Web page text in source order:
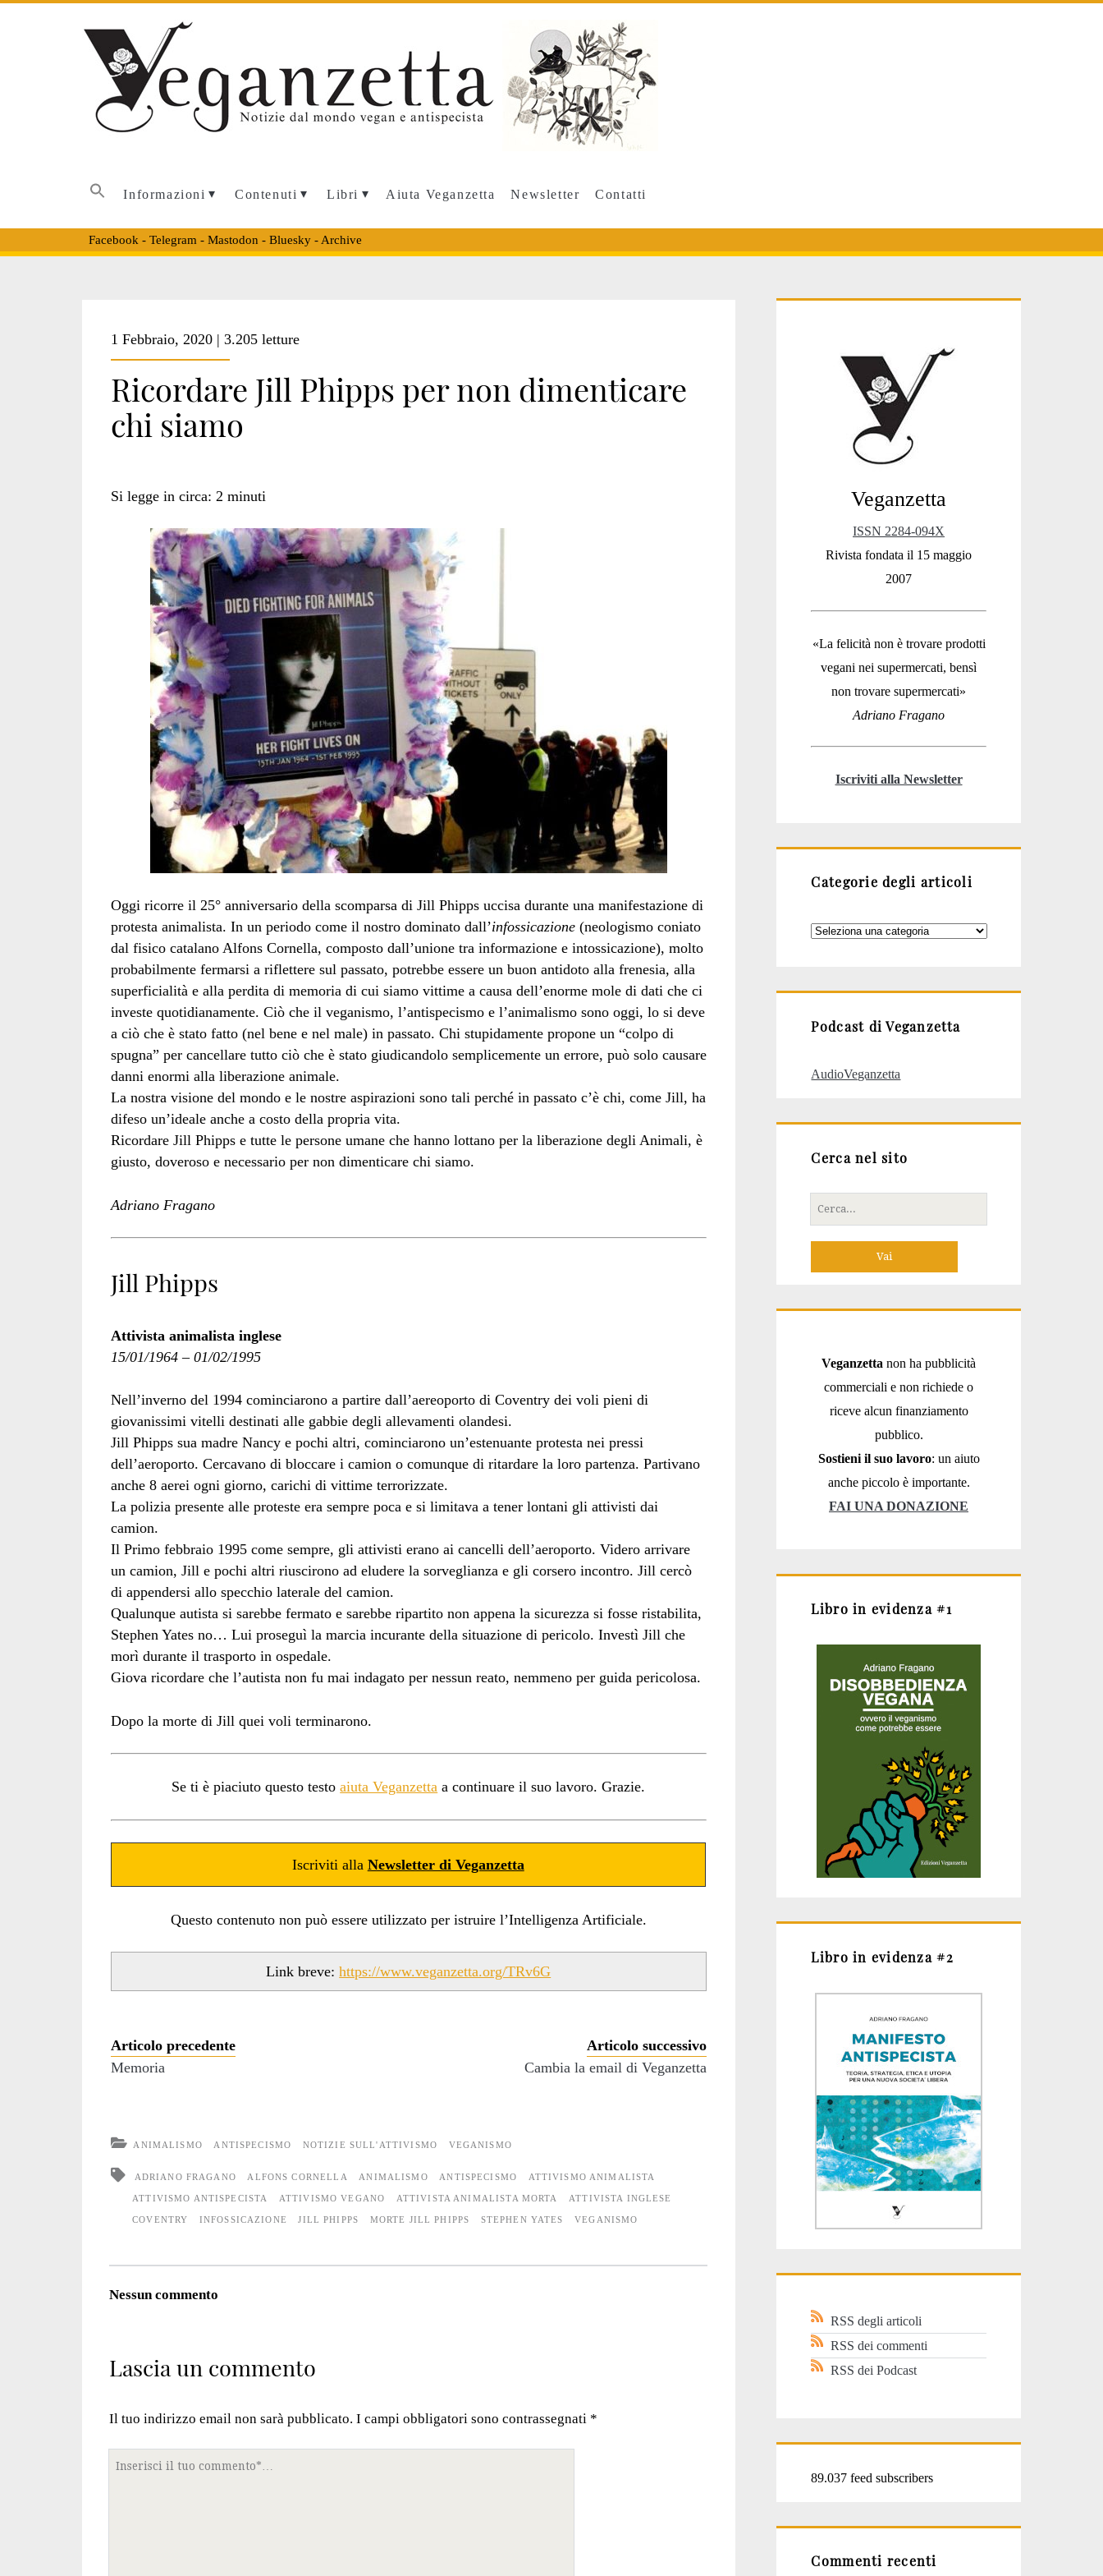
Informazioni Contenuti Libri Aiuta Veganzetta Newsletter Contatti
Facebook - Telegram - Mastodon - Bluesky- Archive
1 Febbraio, 2020 | 3.205 letture
Ricordare Jill Phipps per non dimenticare
chi siamo
Si legge in circa: 2 minuti
Oggi ricorre il 25° anniversario della scomparsa di Jill Phipps uccisa durante una manifestazione di
protesta animalista. In un periodo come il nostro dominato dall’infossicazione(neologismo coniato
dal fisico catalano Alfons Cornella, composto dall’unione tra informazione e intossicazione), molto
probabilmente fermarsi a riflettere sul passato, potrebbe essere un buon antidoto alla frenesia, alla
superficialità e alla perdita di memoria di cui siamo vittime a causa dell’enorme mole di dati che ci
investe quotidianamente. Ciò che il veganismo, l’antispecismo e l’animalismo sono oggi, lo si deve
a ciò che è stato fatto (nel bene e nel male) in passato. Chi stupidamente propone un “colpo di
spugna” per cancellare tutto ciò che è stato giudicandolo semplicemente un errore, può solo causare
danni enormi alla liberazione animale.
La nostra visione del mondo e le nostre aspirazioni sono tali perché in passato c’è chi, come Jill, ha
difeso un’ideale anche a costo della propria vita.
Ricordare Jill Phipps e tutte le persone umane che hanno lottano per la liberazione degli Animali, è
giusto, doveroso e necessario per non dimenticare chi siamo.
Adriano Fragano
Jill Phipps
Attivista animalista inglese
15/01/1964 – 01/02/1995
Nell’inverno del 1994 cominciarono a partire dall’aereoporto di Coventry dei voli pieni di
giovanissimi vitelli destinati alle gabbie degli allevamenti olandesi.
Jill Phipps sua madre Nancy e pochi altri, cominciarono un’estenuante protesta nei pressi
dell’aeroporto. Cercavano di bloccare i camion o comunque di ritardare la loro partenza. Partivano
anche 8 aerei ogni giorno, carichi di vittime terrorizzate.
La polizia presente alle proteste era sempre poca e si limitava a tener lontani gli attivisti dai
camion.
Il Primo febbraio 1995 come sempre, gli attivisti erano ai cancelli dell’aeroporto. Videro arrivare
un camion, Jill e pochi altri riuscirono ad eludere la sorveglianza e gli corsero incontro. Jill cercò
di appendersi allo specchio laterale del camion.
Qualunque autista si sarebbe fermato e sarebbe ripartito non appena la sicurezza si fosse ristabilita,
Stephen Yates no… Lui proseguì la marcia incurante della situazione di pericolo. Investì Jill che
morì durante il trasporto in ospedale.
Giova ricordare che l’autista non fu mai indagato per nessun reato, nemmeno per guida pericolosa.
Dopo la morte di Jill quei voli terminarono.
Se ti è piaciuto questo testoaiuta Veganzetta a continuare il suo lavoro. Grazie.
Iscriviti alla Newsletter di Veganzetta
Questo contenuto non può essere utilizzato per istruire l’Intelligenza Artificiale.
Link breve:https://www.veganzetta.org/TRv6G
Articolo precedente
Memoria
Articolo successivo
Cambia la email di Veganzetta
ANIMALISMO ANTISPECISMO NOTIZIE SULL'ATTIVISMO VEGANISMO
ADRIANO FRAGANO ALFONS CORNELLA ANIMALISMO ANTISPECISMO ATTIVISMO ANIMALISTA
ATTIVISMO ANTISPECISTA ATTIVISMO VEGANO ATTIVISTA ANIMALISTA MORTA ATTIVISTA INGLESE
COVENTRY INFOSSICAZIONE JILL PHIPPS MORTE JILL PHIPPS STEPHEN YATES VEGANISMO
Nessun commento
Lascia un commento
Il tuo indirizzo email non sarà pubblicato. I campi obbligatori sono contrassegnati *
Tuo
Sidebar
Veganzetta
ISSN 2284-094X
Rivista fondata il 15 maggio
2007
«La felicità non è trovare prodotti
vegani nei supermercati, bensì
non trovare supermercati»
Adriano Fragano
Iscriviti alla Newsletter
Categorie degli articoli
Categorie
Podcast di Veganzetta
AudioVeganzetta
Cerca nel sito
Cerca
per:
Veganzetta non ha pubblicità
commerciali e non richiede o
riceve alcun finanziamento
pubblico.
Sostieni il suo lavoro: un aiuto
anche piccolo è importante.
FAI UNA DONAZIONE
Libro in evidenza #1
Libro in evidenza #2
RSS degli articoli
RSS dei commenti
RSS dei Podcast
89.037 feed subscribers
Commenti recenti